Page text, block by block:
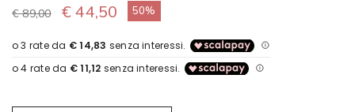
€ 89,00 € 44,50 50%